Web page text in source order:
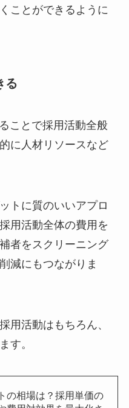
ことができるように
る
ことで採用活動全般
に人材リソースなど
トに質のいいアプロ
用活動全体の費用を
者をスクリーニング
減にもつながりま
用活動はもちろん、
す。
の相場は？採用単価の